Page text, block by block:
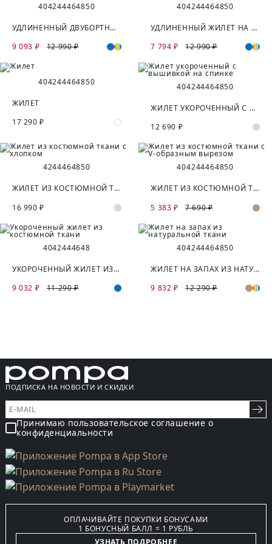
404244464850
УДЛИНЕННЫЙ ДВУБОРТНЫЙ ЖИЛЕТ
9 093 ₽
12 990 ₽
404244464850
УДЛИНЕННЫЙ ЖИЛЕТ НА ШИРОКИХ БРЕТЕЛЯХ
7 794 ₽
12 990 ₽
404244464850
ЖИЛЕТ
17 290 ₽
404244464850
ЖИЛЕТ УКОРОЧЕННЫЙ С ВЫШИВКОЙ НА СПИНКЕ
12 690 ₽
4244464850
ЖИЛЕТ ИЗ КОСТЮМНОЙ ТКАНИ С ХЛОПКОМ
16 990 ₽
404244464850
ЖИЛЕТ ИЗ КОСТЮМНОЙ ТКАНИ С V-ОБРАЗНЫМ ВЫРЕЗОМ
5 383 ₽
7 690 ₽
4042444648
УКОРОЧЕННЫЙ ЖИЛЕТ ИЗ КОСТЮМНОЙ ТКАНИ
9 032 ₽
11 290 ₽
404244464850
ЖИЛЕТ НА ЗАПАХ ИЗ НАТУРАЛЬНОЙ ТКАНИ
9 832 ₽
12 290 ₽
ПОДПИСКА НА НОВОСТИ И СКИДКИ
Принимаю пользовательское соглашение о
конфиденциальности
ОПЛАЧИВАЙТЕ ПОКУПКИ БОНУСАМИ
1 БОНУСНЫЙ БАЛЛ = 1 РУБЛЬ